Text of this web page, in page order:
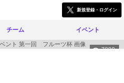
新規登録・ログイン
チーム イベント
7898